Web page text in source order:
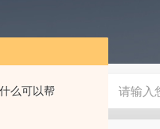
么可以帮
Mindman电磁阀MVSD-